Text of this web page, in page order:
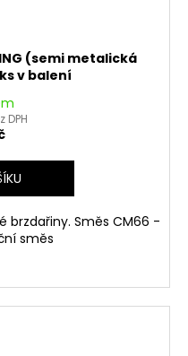
(semi metalická
v balení
DPH
brzdařiny. Směs CM66 -
směs